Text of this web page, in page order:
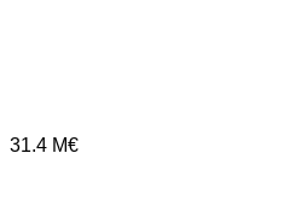
31.4 M€